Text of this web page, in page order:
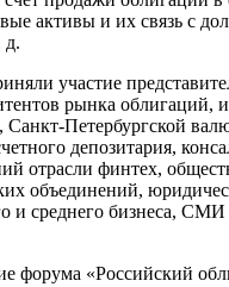
активы и их связь с
д.
участие
рынка облигаций,
Петербургской
депозитария,
отрасли финтех,
объединений,
и среднего бизнеса, СМИ
форума «Российский